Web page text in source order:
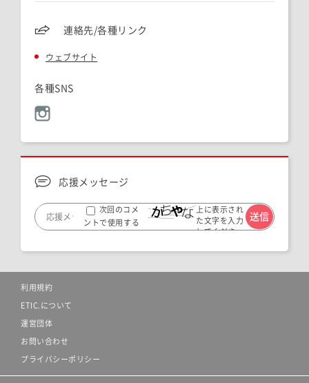
連絡先/各種リンク
ウェブサイト
各種SNS
応援メッセージ
次回のコメ
ントで使用する
ためブラウザー
上に表示され
た文字を入力
してくださ
利用規約
ETIC.について
運営団体
お問い合わせ
プライバシーポリシー